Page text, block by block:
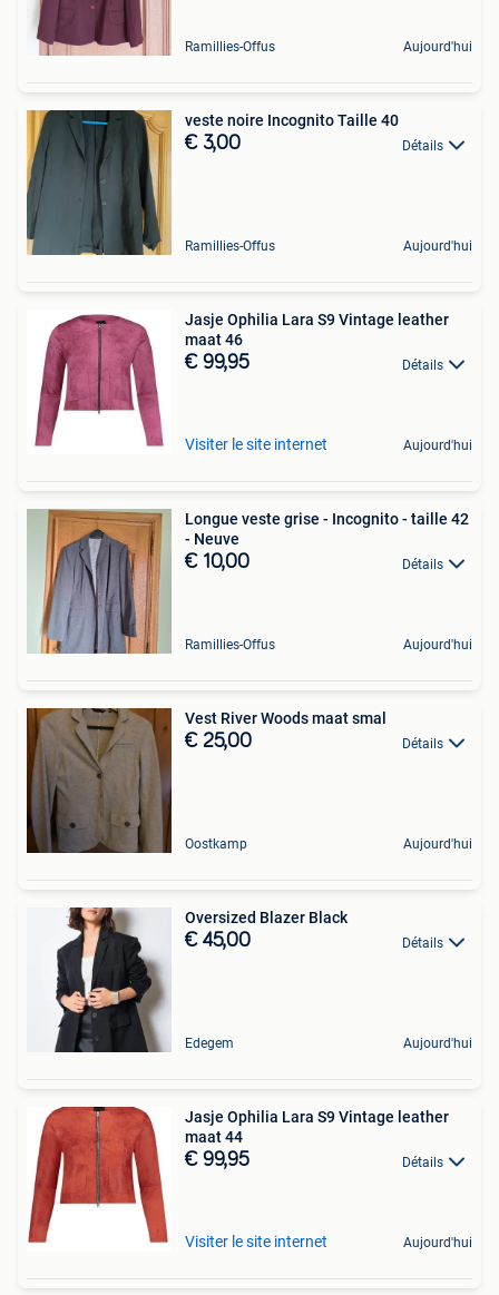
Ramillies-Offus Aujourd'hui
veste noire Incognito Taille 40
€ 3,00 Détails
Ramillies-Offus Aujourd'hui
Jasje Ophilia Lara S9 Vintage leather
maat 46
€ 99,95 Détails
Visiter le site internet Aujourd'hui
Longue veste grise - Incognito - taille 42
- Neuve
€ 10,00 Détails
Ramillies-Offus Aujourd'hui
Vest River Woods maat smal
€ 25,00 Détails
Oostkamp Aujourd'hui
Oversized Blazer Black
€ 45,00 Détails
Edegem Aujourd'hui
Jasje Ophilia Lara S9 Vintage leather
maat 44
€ 99,95 Détails
Visiter le site internet Aujourd'hui